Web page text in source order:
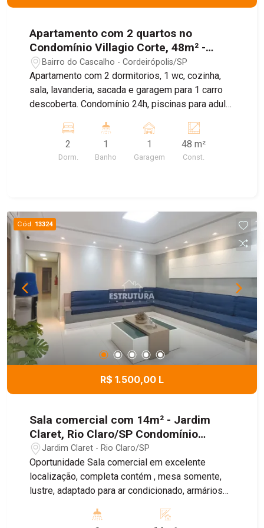
Apartamento com 2 quartos no
Condomínio Villagio Corte, 48m² -
Cascalho, Rio Claro/SP - Condominio
Villagio Corte
Bairro do Cascalho - Cordeirópolis/SP
Apartamento com 2 dormitorios, 1 wc, cozinha,
sala, lavanderia, sacada e garagem para 1 carro
descoberta. Condomínio 24h, piscinas para adulto
com churrasqueira, quadra de futebol, 2
playground, 3 areas de churrasqueiras individual;
2
Dorm.
1
Banho
1
Garagem
48 m²
Const.
Cód. 13324
R$ 1.500,00 L
Sala comercial com 14m² - Jardim
Claret, Rio Claro/SP Condomínio
Spazio Tironi
Jardim Claret - Rio Claro/SP
Oportunidade Sala comercial em excelente
localização, completa contém , mesa somente,
lustre, adaptado para ar condicionado, armários
comum, recepção, 2 banheiros e copa. No valor